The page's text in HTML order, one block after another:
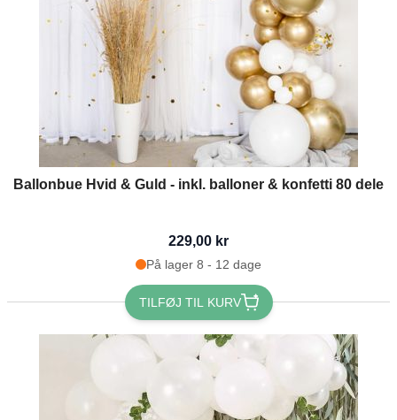
Ballonbue Hvid & Guld - inkl. balloner & konfetti 80 dele
229,00 kr
På lager 8 - 12 dage
TILFØJ TIL KURV